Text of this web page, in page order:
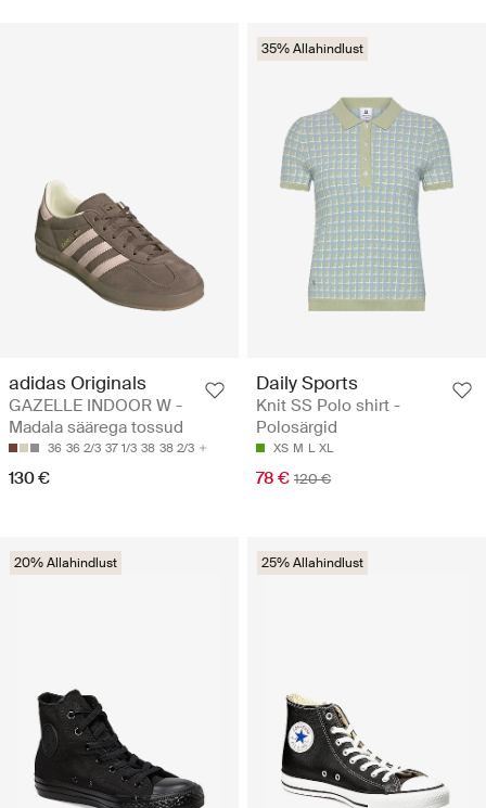
adidas Originals
GAZELLE INDOOR W -
Madala säärega tossud
36 36 2/3 37 1/3 38 38 2/3
130 €
35% Allahindlust
Daily Sports
Knit SS Polo shirt -
Polosärgid
XS M L XL
78 € 120 €
20% Allahindlust 25% Allahindlust